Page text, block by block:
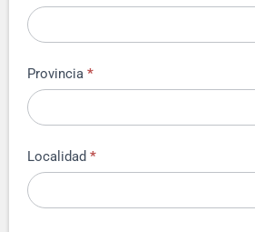
Provincia *
Localidad *